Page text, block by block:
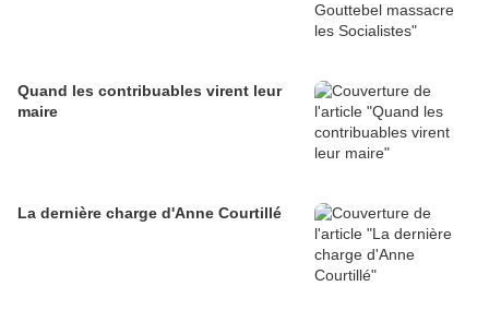
Quand les contribuables virent leur
maire
La dernière charge d'Anne Courtillé